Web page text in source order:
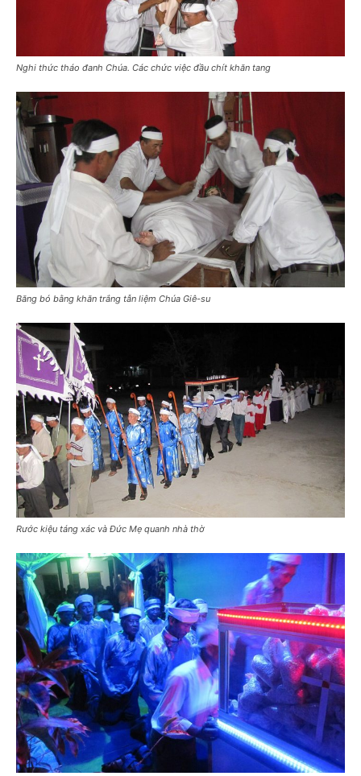
Nghi thức tháo đanh Chúa. Các chức việc đầu chít khăn tang
Băng bó bằng khăn trắng tẫn liệm Chúa Giê-su
Rước kiệu táng xác và Đức Mẹ quanh nhà thờ